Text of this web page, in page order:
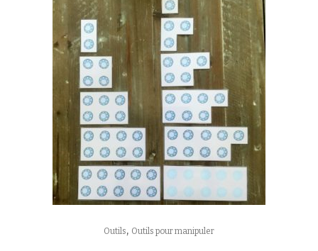
Outils, Outils pour manipuler